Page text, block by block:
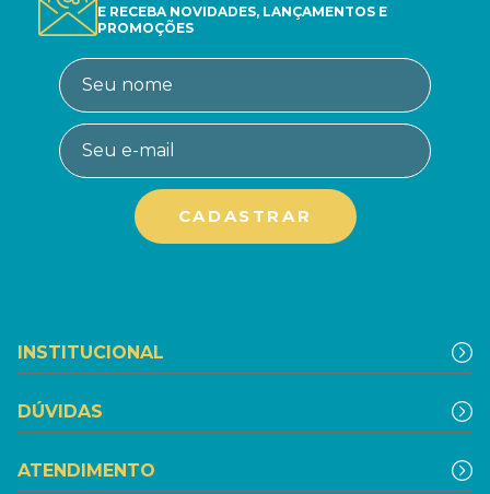
E RECEBA NOVIDADES, LANÇAMENTOS E
PROMOÇÕES
INSTITUCIONAL
DÚVIDAS
ATENDIMENTO